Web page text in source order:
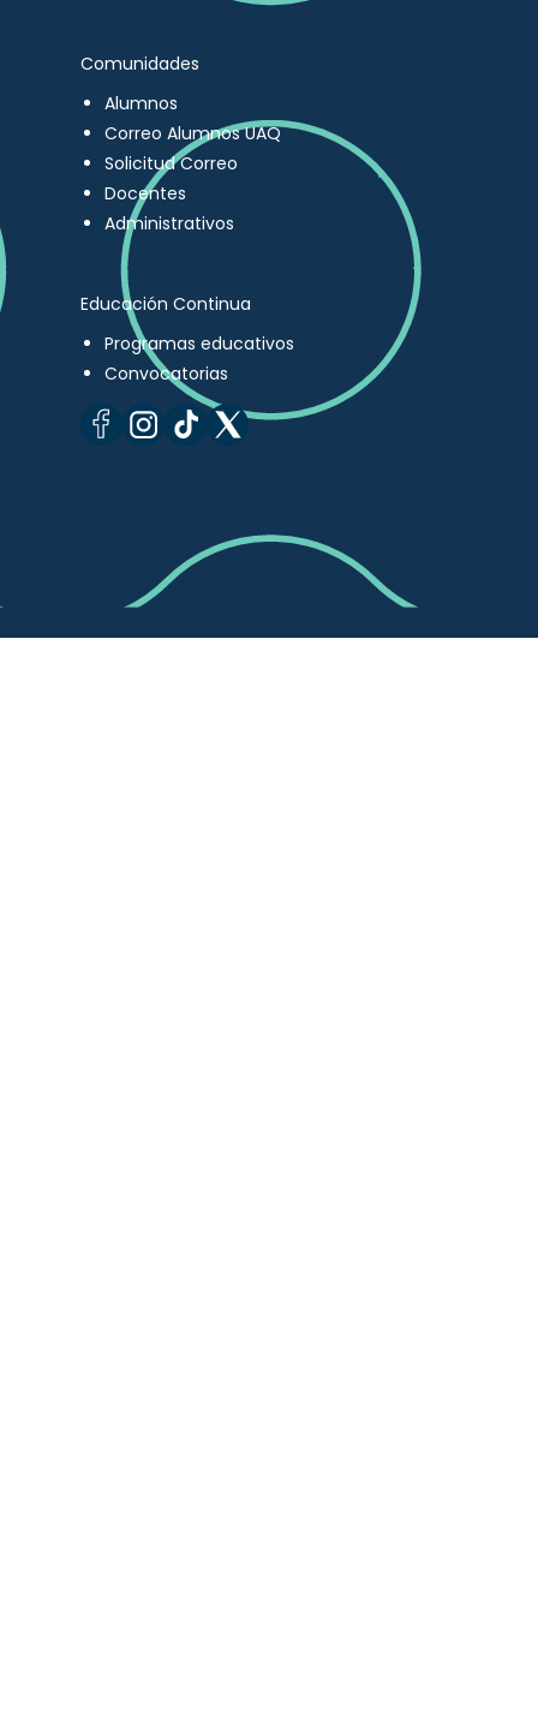
Comunidades
Alumnos
Correo Alumnos UAQ
Solicitud Correo
Docentes
Administrativos
Educación Continua
Programas educativos
Convocatorias